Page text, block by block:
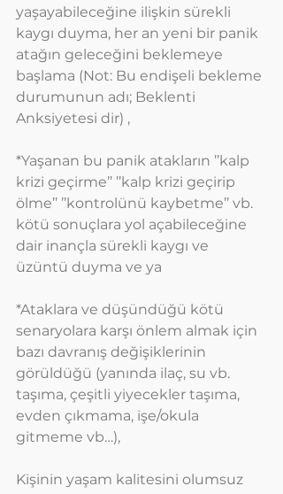
yaşayabileceğine ilişkin sürekli
kaygı duyma, her an yeni bir panik
atağın geleceğini beklemeye
başlama (Not: Bu endişeli bekleme
durumunun adı; Beklenti
Anksiyetesi dir) ,
*Yaşanan bu panik atakların ’’kalp
krizi geçirme’’ ’’kalp krizi geçirip
ölme’’ ’’kontrolünü kaybetme’’ vb.
kötü sonuçlara yol açabileceğine
dair inançla sürekli kaygı ve
üzüntü duyma ve ya
*Ataklara ve düşündüğü kötü
senaryolara karşı önlem almak için
bazı davranış değişiklerinin
görüldüğü (yanında ilaç, su vb.
taşıma, çeşitli yiyecekler taşıma,
evden çıkmama, işe/okula
gitmeme vb…),
Kişinin yaşam kalitesini olumsuz